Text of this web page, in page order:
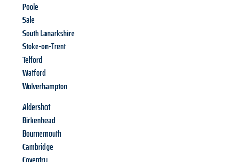
Poole
Sale
South Lanarkshire
Stoke-on-Trent
Telford
Watford
Wolverhampton
Aldershot
Birkenhead
Bournemouth
Cambridge